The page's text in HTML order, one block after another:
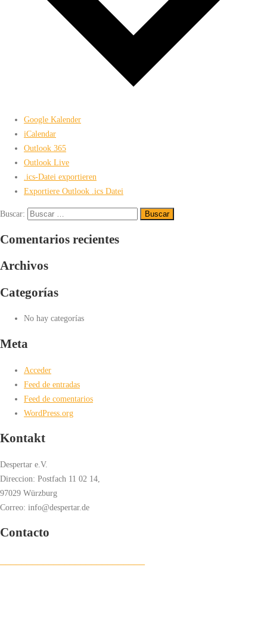
Google Kalender
iCalendar
Outlook 365
Outlook Live
.ics-Datei exportieren
Exportiere Outlook .ics Datei
Buscar:
Comentarios recientes
Archivos
Categorías
No hay categorías
Meta
Acceder
Feed de entradas
Feed de comentarios
WordPress.org
Kontakt
Despertar e.V.
Direccion: Postfach 11 02 14,
97029 Würzburg
Correo: info@despertar.de
Contacto